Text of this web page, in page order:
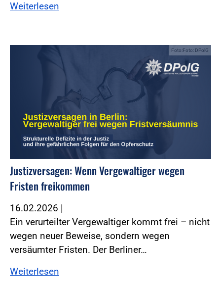
Weiterlesen
Foto:Foto: DPolG
Justizversagen: Wenn Vergewaltiger wegen
Fristen freikommen
16.02.2026 |
Ein verurteilter Vergewaltiger kommt frei – nicht
wegen neuer Beweise, sondern wegen
versäumter Fristen. Der Berliner…
Weiterlesen